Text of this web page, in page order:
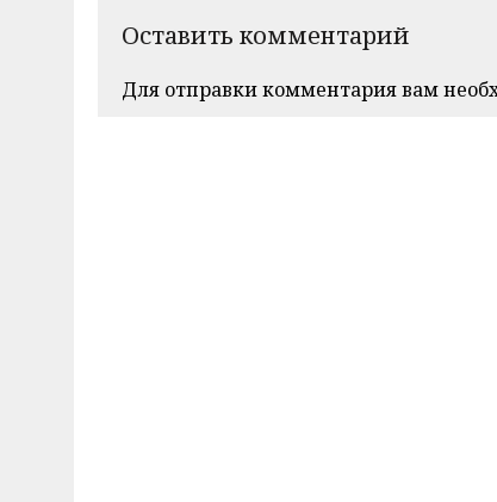
Оставить комментарий
Для отправки комментария вам